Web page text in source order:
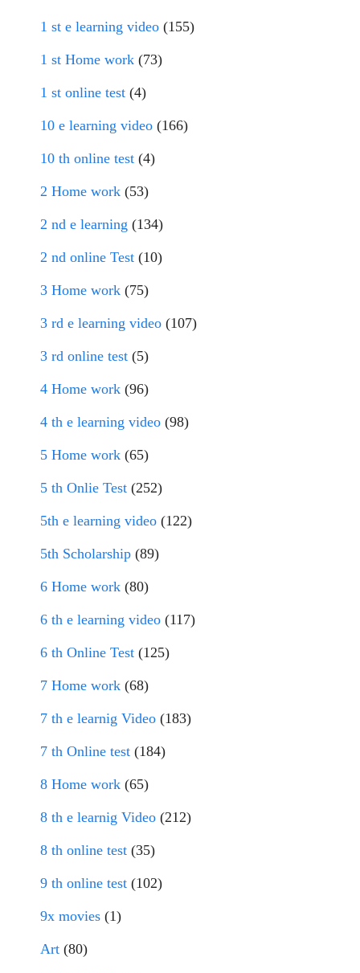
1 st e learning video (155)
1 st Home work (73)
1 st online test (4)
10 e learning video (166)
10 th online test (4)
2 Home work (53)
2 nd e learning (134)
2 nd online Test (10)
3 Home work (75)
3 rd e learning video (107)
3 rd online test (5)
4 Home work (96)
4 th e learning video (98)
5 Home work (65)
5 th Onlie Test (252)
5th e learning video (122)
5th Scholarship (89)
6 Home work (80)
6 th e learning video (117)
6 th Online Test (125)
7 Home work (68)
7 th e learnig Video (183)
7 th Online test (184)
8 Home work (65)
8 th e learnig Video (212)
8 th online test (35)
9 th online test (102)
9x movies (1)
Art (80)